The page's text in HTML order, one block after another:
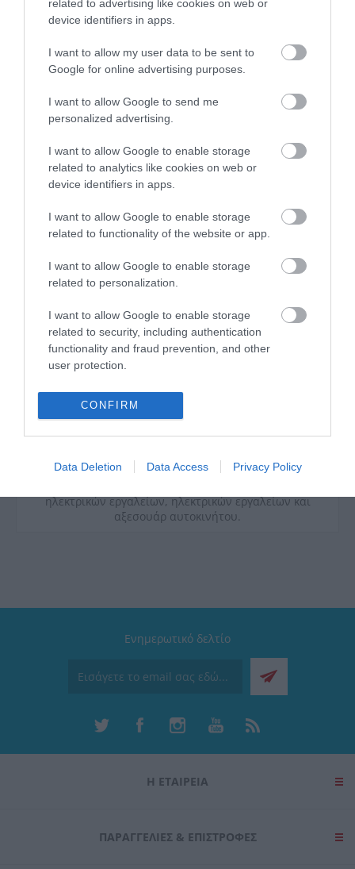
related to advertising like cookies on web or
device identifiers in apps.
I want to allow my user data to be sent to
Google for online advertising purposes.
I want to allow Google to send me
personalized advertising.
I want to allow Google to enable storage
related to analytics like cookies on web or
device identifiers in apps.
I want to allow Google to enable storage
related to functionality of the website or app.
I want to allow Google to enable storage
related to personalization.
I want to allow Google to enable storage
related to security, including authentication
functionality and fraud prevention, and other
user protection.
CONFIRM
Data Deletion Data Access Privacy Policy
ΠΕΡΙΓΡΑΦΉ
ΒΑΣΗ ΤΑΙΝΙΑΣ ΣΥΣΚΕΥΑΣΙΑΣ VOREL 75295
Η εταιρεία VOREL προμηθεύεται εργαλεία για
τιμή. Για χρήση από DIY και νοικοκυριά. Αυτό που
ποιότητας και τιμής. Περιλαμβάνει μεγάλη γκάμα
ηλεκτρικών εργαλείων, ηλεκτρικών εργαλείων και
αξεσουάρ αυτοκινήτου.
Ενημερωτικό δελτίο
Η ΕΤΑΙΡΕΙΑ
ΠΑΡΑΓΓΕΛΊΕΣ & ΕΠΙΣΤΡΟΦΈΣ